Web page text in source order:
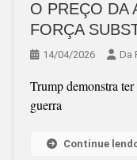
O PREÇO DA
FORÇA
14/04/2026 Da
Trump demonstra ter
guerra
Continue